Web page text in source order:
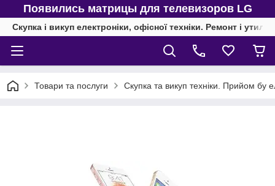
Появились матрицы для телевизоров LG
Скупка і викуп електроніки, офісної техніки. Ремонт і
Товари та послуги Скупка та викуп техніки. Прийом бу